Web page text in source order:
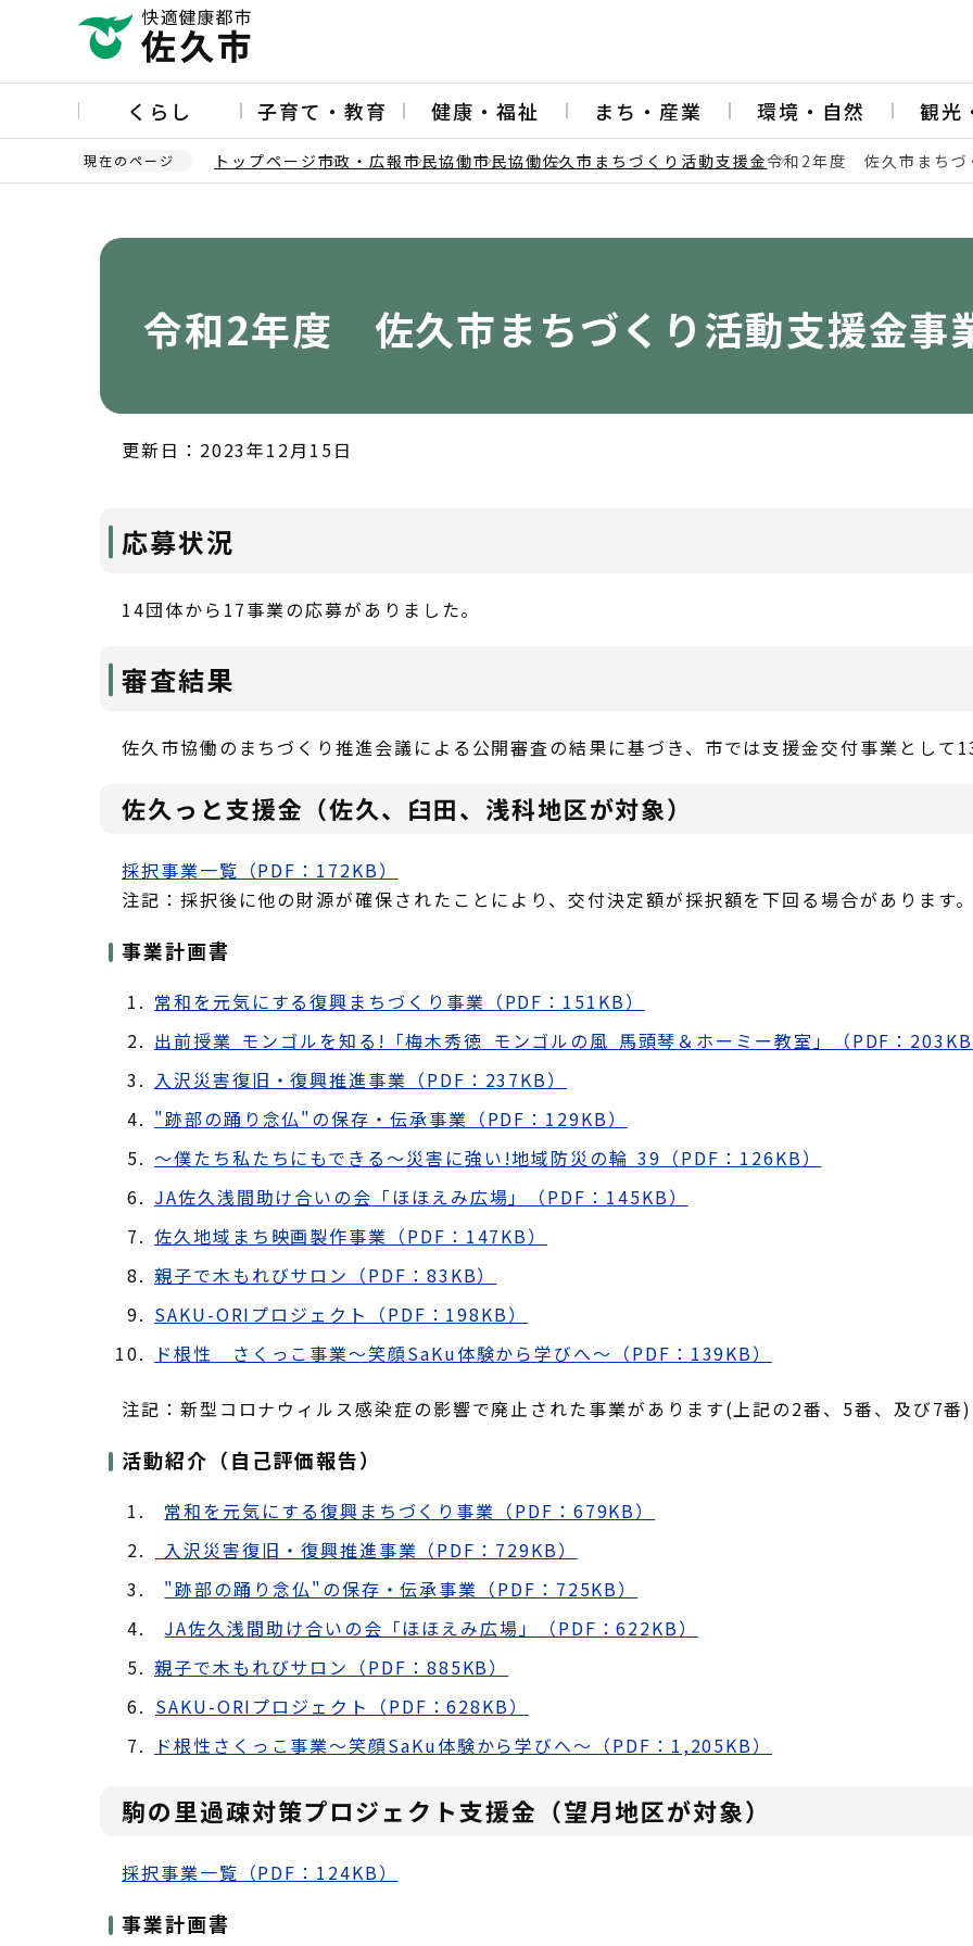
ー
の
くらし 子育て・教育 健康・福祉 まち・産業 環境・自然 観光
現在のページ トップページ市政・広報市民協働市民協働佐久市まちづくり活動支援金令和2年度 佐久市まちづ
令和2年度 佐久市まちづくり活動支援金事
更新日：2023年12月15日
応募状況
14団体から17事業の応募がありました。
審査結果
佐久市協働のまちづくり推進会議による公開審査の結果に基づき、市では支援金交付事業として
佐久っと支援金（佐久、臼田、浅科地区が対象）
採択事業一覧（PDF：172KB）
注記：採択後に他の財源が確保されたことにより、交付決定額が採択額を下回る場合があります。
事業計画書
常和を元気にする復興まちづくり事業（PDF：151KB）
出前授業 モンゴルを知る!「梅木秀徳 モンゴルの風 馬頭琴＆ホーミー教室」（PDF：203KB
入沢災害復旧・復興推進事業（PDF：237KB）
"跡部の踊り念仏"の保存・伝承事業（PDF：129KB）
～僕たち私たちにもできる～災害に強い!地域防災の輪 39（PDF：126KB）
JA佐久浅間助け合いの会「ほほえみ広場」（PDF：145KB）
佐久地域まち映画製作事業（PDF：147KB）
親子で木もれびサロン（PDF：83KB）
SAKU-ORIプロジェクト（PDF：198KB）
ド根性 さくっこ事業～笑顔SaKu体験から学びへ～（PDF：139KB）
注記：新型コロナウィルス感染症の影響で廃止された事業があります(上記の2番、5番、及び7番)
活動紹介（自己評価報告）
常和を元気にする復興まちづくり事業（PDF：679KB）
入沢災害復旧・復興推進事業（PDF：729KB）
"跡部の踊り念仏"の保存・伝承事業（PDF：725KB）
JA佐久浅間助け合いの会「ほほえみ広場」（PDF：622KB）
親子で木もれびサロン（PDF：885KB）
SAKU-ORIプロジェクト（PDF：628KB）
ド根性さくっこ事業～笑顔SaKu体験から学びへ～（PDF：1,205KB）
駒の里過疎対策プロジェクト支援金（望月地区が対象）
採択事業一覧（PDF：124KB）
事業計画書